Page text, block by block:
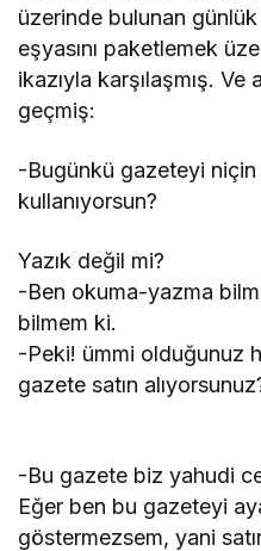
üzerinde bulunan
eşyasını paketlemek
ikazıyla karşılaşmış.
geçmiş:
-Bugünkü gazeteyi niçin
kullanıyorsun?
Yazık değil mi?
-Ben okuma-yazma
bilmem ki.
-Peki! ümmi olduğunuz
gazete satın
-Bu gazete biz yahudi
Eğer ben bu gazeteyi
göstermezsem, yani